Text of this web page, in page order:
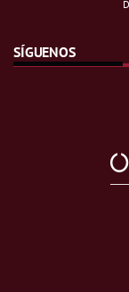
SÍGUENOS